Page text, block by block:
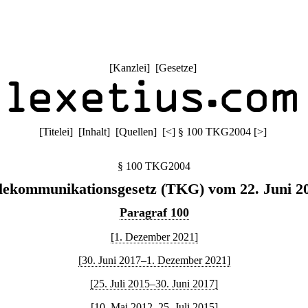
[Kanzlei] [Gesetze]
[Titelei] [Inhalt] [Quellen] [<] § 100 TKG2004 [>]
§ 100 TKG2004
(TKG) vom 22. Juni
Paragraf 100
[1. Dezember 2021]
[30. Juni 2017–1. Dezember 2021]
[25. Juli 2015–30. Juni 2017]